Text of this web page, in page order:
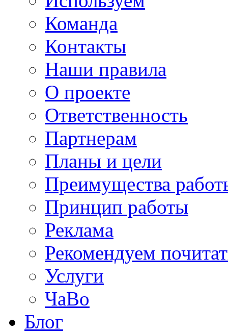
Команда
Контакты
Наши правила
О проекте
Ответственность
Партнерам
Планы и цели
Преимущества
Принцип работы
Реклама
Рекомендуем
Услуги
ЧаВо
Блог